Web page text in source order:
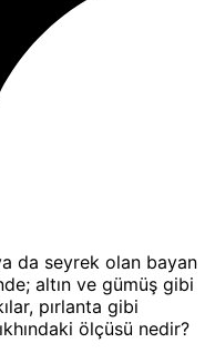
da seyrek olan bayan
altın ve gümüş gibi
pırlanta gibi
ölçüsü nedir?